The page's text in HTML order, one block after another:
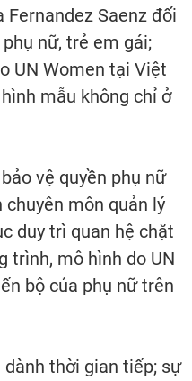
Fernandez Saenz đối
nữ, trẻ em gái;
UN Women tại Việt
mẫu không chỉ ở
vệ quyền phụ nữ
môn quản lý
duy trì quan hệ chặt
trình, mô hình do UN
bộ của phụ nữ trên
dành thời gian tiếp; sự